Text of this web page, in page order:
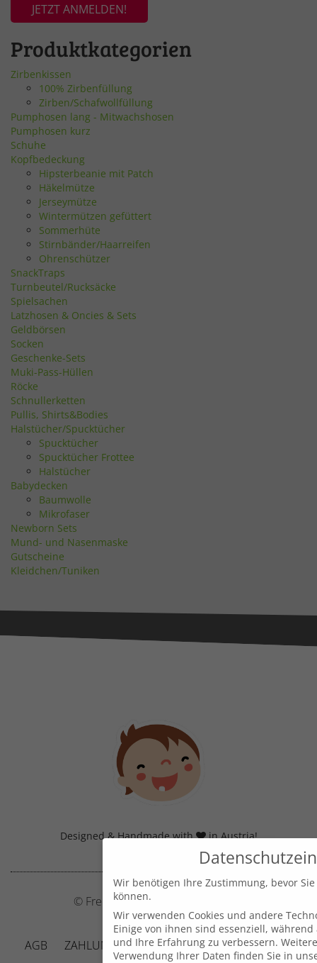
JETZT ANMELDEN!
Produktkategorien
Zirbenkissen
100% Zirbenfüllung
Zirben/Schafwollfüllung
Pumphosen lang - Mitwachshosen
Pumphosen kurz
Schuhe
Kopfbedeckung
Hipsterbeanie mit Patch
Häkelmütze
Jerseymütze
Wintermützen gefüttert
Sommerhüte
Stirnbänder/Haarreifen
Ohrenschützer
SnackTraps
Turnbeutel/Rucksäcke
Spielsachen
Latzhosen & Oncies & Sets
Geldbörsen
Socken
Geschenke-Sets
Muki-Pass-Hüllen
Röcke
Schnullerketten
Pullis, Shirts&Bodies
Halstücher/Spucktücher
Spucktücher
Spucktücher Frottee
Halstücher
Babydecken
Baumwolle
Mikrofaser
Newborn Sets
Mund- und Nasenmaske
Gutscheine
Kleidchen/Tuniken
Designed & Handmade with in Austria!
© Frecher Zwerg by J. Barclay e.U.
AGB ZAHLUNG UND VERSAND DATENSCHUTZ
Wir benötigen Ihre Zustimmung, bevor
können.
Wir verwenden Cookies und andere
Einige von ihnen sind essenziell,
und Ihre Erfahrung zu verbessern.
Verwendung Ihrer Daten finden Sie in